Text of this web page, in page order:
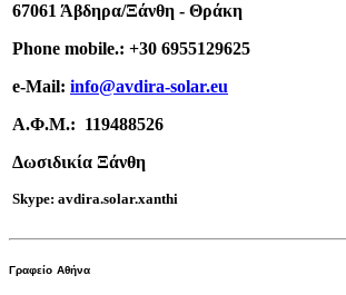
67061 Άβδηρα/Ξάνθη - Θράκη
Phone mobile.: +30 6955129625
e-Mail: info@avdira-solar.eu
Α.Φ.Μ.: 119488526
Δωσιδικία Ξάνθη
Skype: avdira.solar.xanthi
Γραφείο Αθήνα